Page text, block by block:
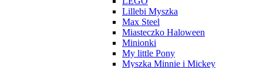
Lillebi Myszka
Max Steel
Miasteczko Haloween
Minionki
My little Pony
Myszka Minnie i Mickey